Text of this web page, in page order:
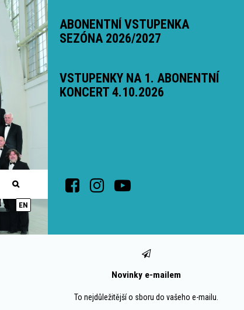
ABONENTNÍ VSTUPENKA
SEZÓNA 2026/2027
VSTUPENKY NA 1. ABONENTNÍ
KONCERT 4.10.2026
EN
Novinky e-mailem
To nejdůležitější o sboru do vašeho e-mailu.